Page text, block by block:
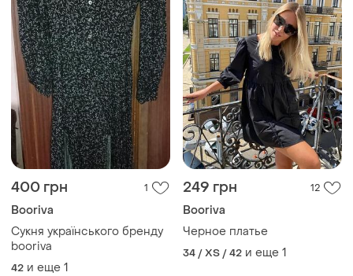
400 грн 1
Booriva
Сукня українського бренду
booriva
42 и еще 1
249 грн 12
Booriva
Черное платье
34 / XS / 42 и еще 1